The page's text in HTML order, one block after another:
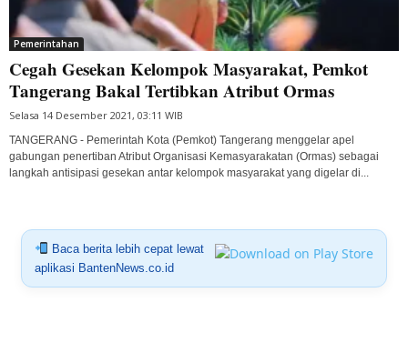
Pemerintahan
Cegah Gesekan Kelompok Masyarakat, Pemkot
Tangerang Bakal Tertibkan Atribut Ormas
Selasa 14 Desember 2021, 03:11 WIB
TANGERANG - Pemerintah Kota (Pemkot) Tangerang menggelar apel
gabungan penertiban Atribut Organisasi Kemasyarakatan (Ormas) sebagai
langkah antisipasi gesekan antar kelompok masyarakat yang digelar di...
Baca berita lebih cepat lewat
aplikasi BantenNews.co.id